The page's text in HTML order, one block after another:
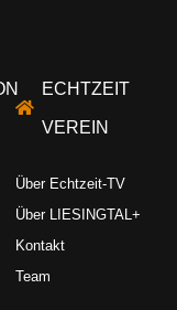
ECHTZEIT
VEREIN
Über Echtzeit-TV
Über LIESINGTAL+
Kontakt
Team